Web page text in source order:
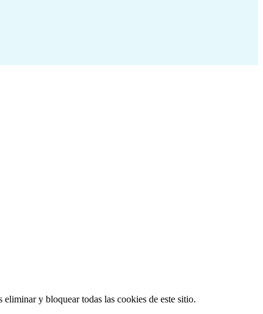
y bloquear todas las cookies de este sitio.